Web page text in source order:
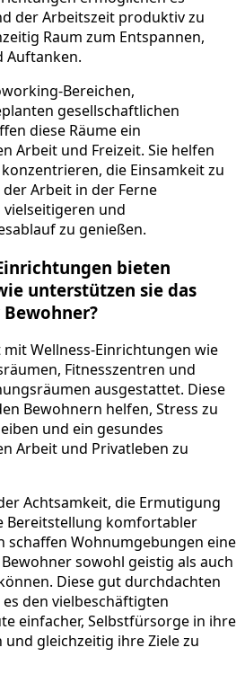
der Arbeitszeit produktiv zu
Raum zum Entspannen,
Auftanken.
Bereichen,
gesellschaftlichen
diese Räume ein
Arbeit und Freizeit. Sie helfen
die Einsamkeit zu
Arbeit in der Ferne
und
zu genießen.
bieten
unterstützen sie das
Wellness-Einrichtungen wie
Fitnesszentren und
ausgestattet. Diese
Bewohnern helfen, Stress zu
und ein gesundes
Arbeit und Privatleben zu
Achtsamkeit, die Ermutigung
Bereitstellung komfortabler
schaffen Wohnumgebungen eine
sowohl geistig als auch
Diese gut durchdachten
den vielbeschäftigten
einfacher, Selbstfürsorge in ihre
gleichzeitig ihre Ziele zu